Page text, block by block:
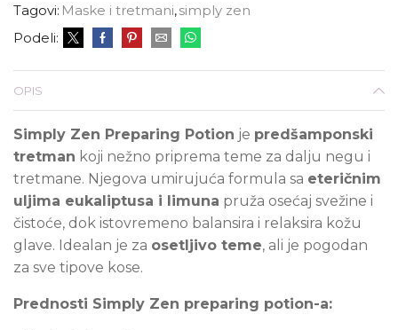
Tagovi: Maske i tretmani,simply zen
Podeli:
OPIS
Simply Zen Preparing Potion je predšamponski
tretman koji nežno priprema teme za dalju negu i
tretmane. Njegova umirujuća formula sa eteričnim
uljima eukaliptusa i limuna pruža osećaj svežine i
čistoće, dok istovremeno balansira i relaksira kožu
glave. Idealan je za osetljivo teme, ali je pogodan
za sve tipove kose.
Prednosti Simply Zen preparing potion-a: